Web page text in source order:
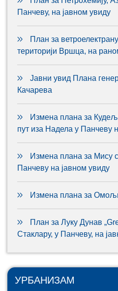
Панчеву, на јавном увиду
План за
територији Вршца, на
Јавни увид Плана
Качарева
Измена плана за
пут иза Надела у Панчеву
Измена плана за Мису
Панчеву на јавном увиду
Измена плана за
План за Луку Дунав
Стаклару, у Панчеву, на
УРБАНИЗАМ